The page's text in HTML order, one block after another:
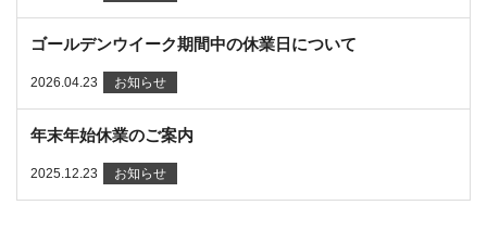
ゴールデンウイーク期間中の休業日について
2026.04.23 お知らせ
年末年始休業のご案内
2025.12.23 お知らせ